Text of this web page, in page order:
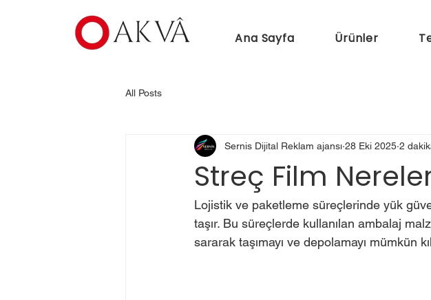
Ana Sayfa Ürünler
All Posts
Streç Film
Sernis Dijital Reklam ajansı 28 Eki 2025 2
Lojistik ve paketleme süreçlerinde yük
taşır. Bu süreçlerde kullanılan ambalaj
sararak taşımayı ve depolamayı mümkün